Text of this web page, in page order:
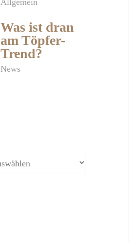
Allgemein
Was ist dran
am Töpfer-
Trend?
News